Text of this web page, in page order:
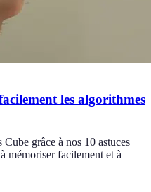
les algorithmes
grâce à nos 10 astuces
mémoriser facilement et à